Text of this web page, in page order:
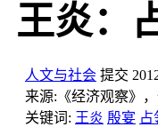
王炎：
人文与社会 提交
来源: 《经济观察》
关键词: 王炎 殷宴 占